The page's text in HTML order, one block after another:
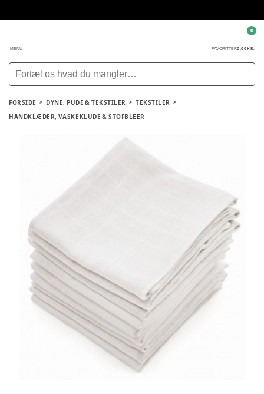
MENU FAVORITTER0,00 KR.
0
FORSIDE DYNE, PUDE & TEKSTILER
TEKSTILER
HÅNDKLÆDER, VASKEKLUDE & STOFBLEER